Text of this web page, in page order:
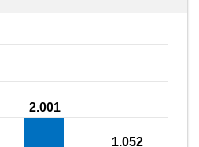
2.001
1.052